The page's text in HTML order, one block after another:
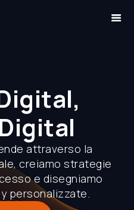
attraverso la
creiamo strategie
e disegniamo
personalizzate.